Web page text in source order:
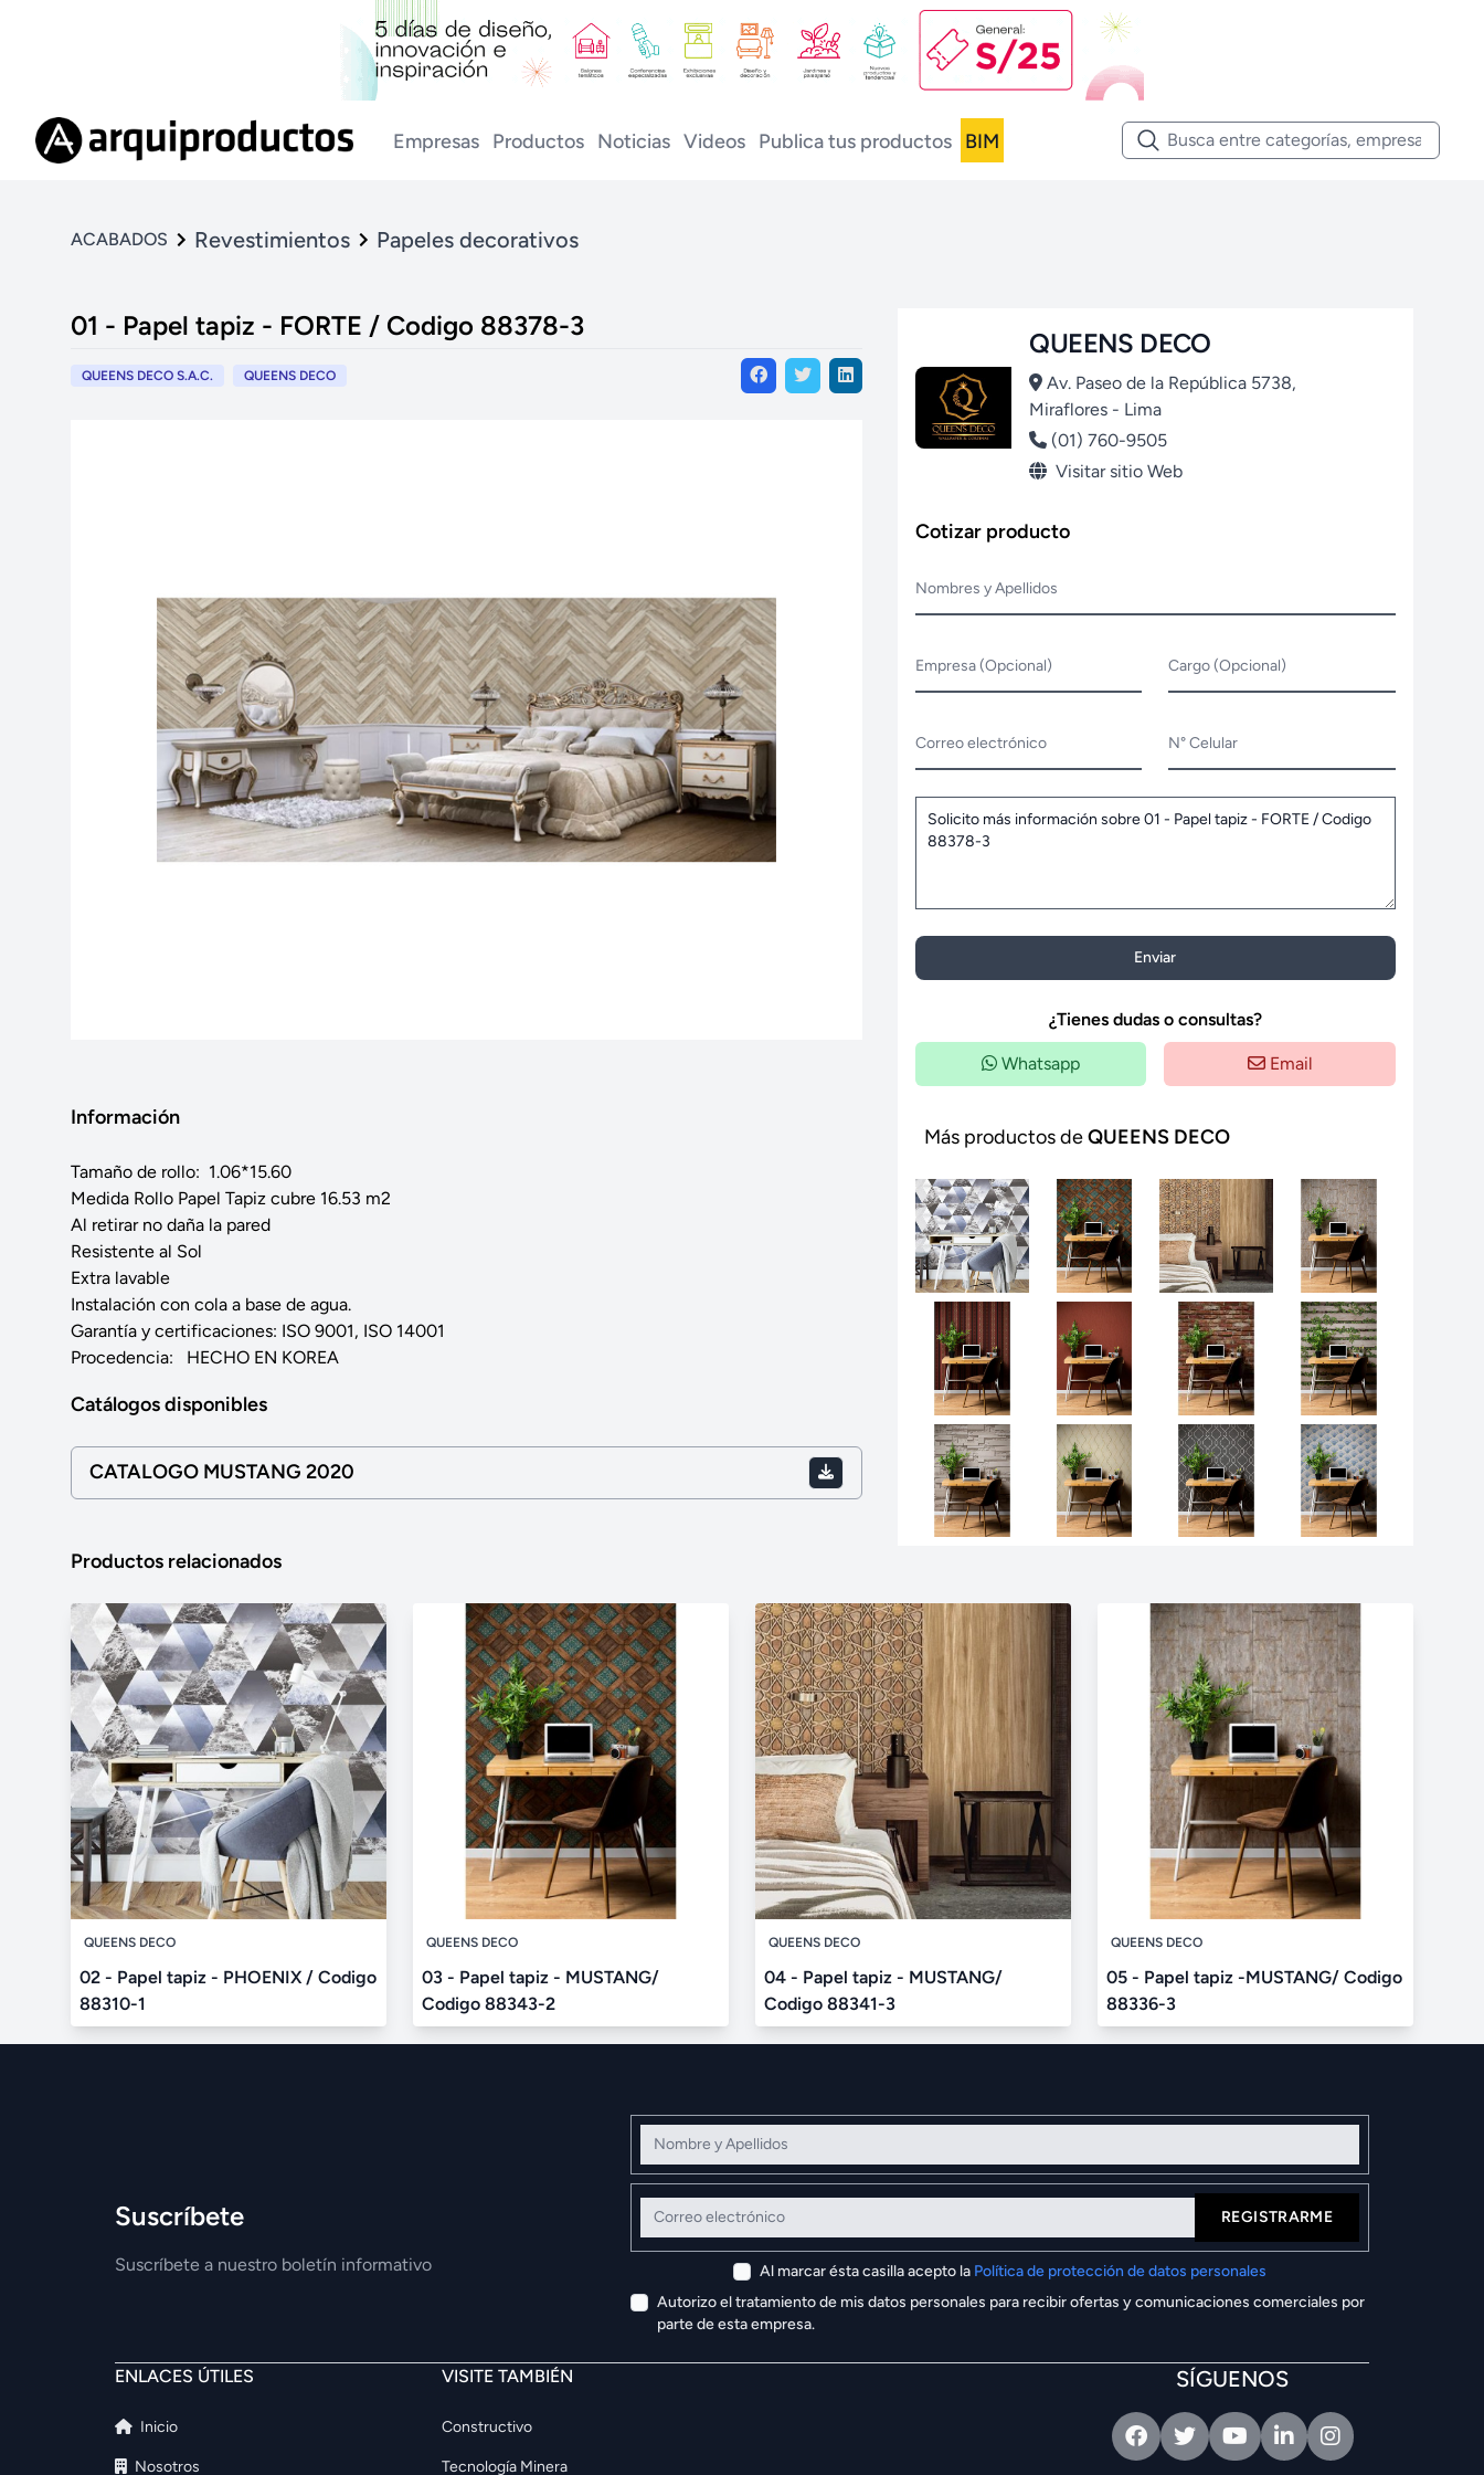
Empresas Productos Noticias Videos Publica tus productos BIM
ACABADOS Revestimientos Papeles decorativos
01 - Papel tapiz - FORTE / Codigo 88378-3
QUEENS DECO S.A.C. QUEENS DECO
Información
Tamaño de rollo: 1.06*15.60
Medida Rollo Papel Tapiz cubre 16.53 m2
Al retirar no daña la pared
Resistente al Sol
Extra lavable
Instalación con cola a base de agua.
Garantía y certificaciones: ISO 9001, ISO 14001
Procedencia: HECHO EN KOREA
Catálogos disponibles
CATALOGO MUSTANG 2020
QUEENS DECO
Av. Paseo de la República 5738,
Miraflores - Lima
(01) 760-9505
Visitar sitio Web
Cotizar producto
Nombres y Apellidos
Empresa (Opcional) Cargo (Opcional)
Correo electrónico N° Celular
Enviar
¿Tienes dudas o consultas?
Whatsapp Email
Más productos deQUEENS DECO
Productos relacionados
QUEENS DECO
02 - Papel tapiz - PHOENIX / Codigo
88310-1
QUEENS DECO
03 - Papel tapiz - MUSTANG/
Codigo 88343-2
QUEENS DECO
04 - Papel tapiz - MUSTANG/
Codigo 88341-3
QUEENS DECO
05 - Papel tapiz -MUSTANG/ Codigo
88336-3
Suscríbete
Suscríbete a nuestro boletín informativo
Nombre y Apellidos
Correo electrónico
REGISTRARME
Al marcar ésta casilla acepto la Política de protección de datos personales
Autorizo el tratamiento de mis datos personales para recibir ofertas y comunicaciones comerciales por
parte de esta empresa.
ENLACES ÚTILES
Inicio
Nosotros
VISITE TAMBIÉN
Constructivo
Tecnología Minera
SÍGUENOS
FacebookTwitterYoutubeLinkedinIntagram